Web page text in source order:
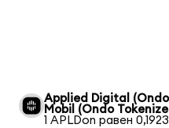
Applied Digital (Ondo
Mobil (Ondo
1 APLDon равен